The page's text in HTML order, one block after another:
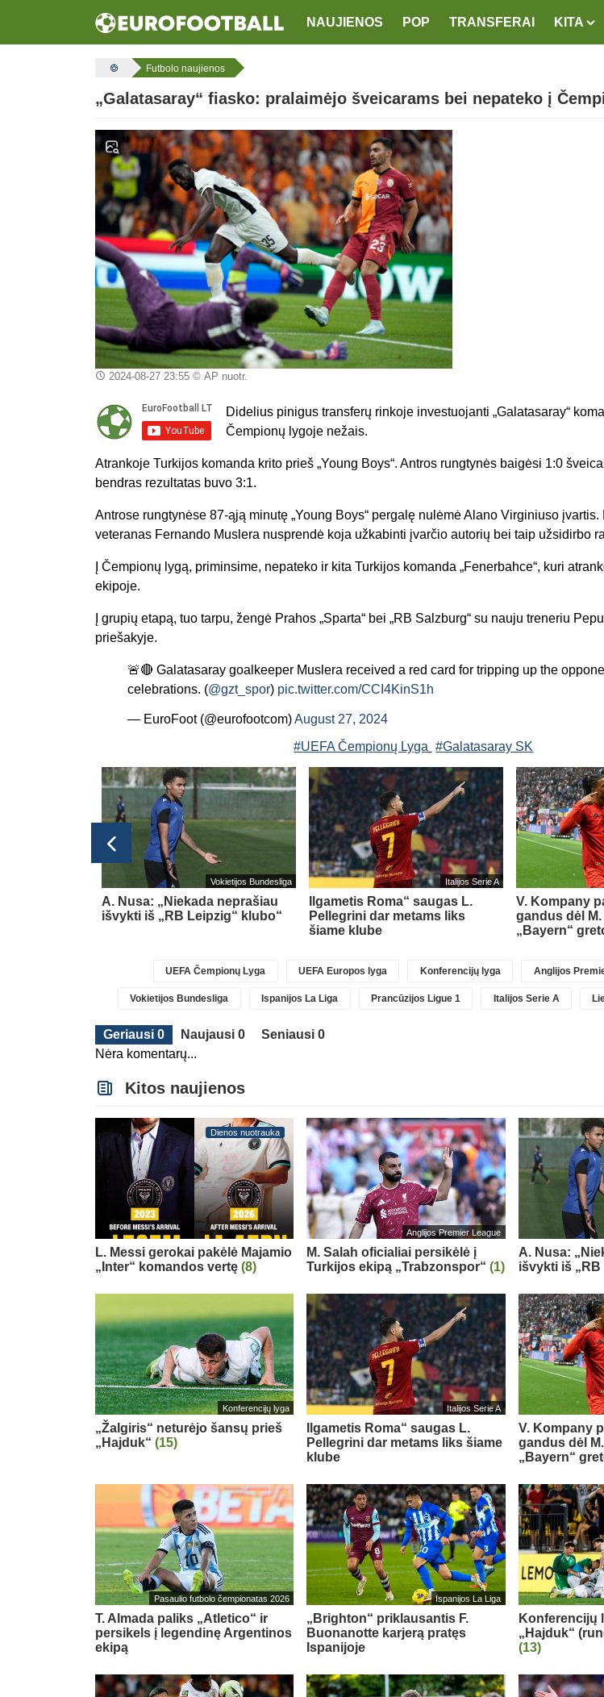
NAUJIENOS POP TRANSFERAI KITA
Futbolo naujienos
„Galatasaray“ fiasko: pralaimėjo šveicarams bei nepateko į
2024-08-27 23:55© AP nuotr.
Didelius pinigus transferų rinkoje investuojanti „Galatasaray“
Čempionų lygoje nežais.
Atrankoje Turkijos komanda krito prieš „Young Boys“. Antros rungtynės baigėsi 1:0
bendras rezultatas buvo 3:1.
Antrose rungtynėse 87-ąją minutę „Young Boys“ pergalę nulėmė Alano Virginiuso
veteranas Fernando Muslera nusprendė koja užkabinti įvarčio autorių bei taip užsidirbo
Į Čempionų lygą, priminsime, nepateko ir kita Turkijos komanda „Fenerbahce“, kuri
ekipoje.
Į grupių etapą, tuo tarpu, žengė Prahos „Sparta“ bei „RB Salzburg“ su nauju treneriu
priešakyje.
🚨🔴 Galatasaray goalkeeper Muslera received a red card for tripping up the
celebrations. (@gzt_spor) pic.twitter.com/CCI4KinS1h
— EuroFoot (@eurofootcom)August 27, 2024
#UEFA Čempionų Lyga
#Galatasaray SK
Vokietijos Bundesliga
A. Nusa: „Niekada neprašiau
išvykti iš „RB Leipzig“ klubo“
Italijos Serie A
Ilgametis Roma“ saugas L.
Pellegrini dar metams liks
šiame klube
V. Kompany
gandus dėl
„Bayern“
UEFA Čempionų Lyga UEFA Europos lyga Konferencijų lyga Anglijos
Vokietijos Bundesliga Ispanijos La Liga Prancūzijos Ligue 1 Italijos Serie A
Geriausi 0 Naujausi 0
Seniausi 0
Nėra komentarų...
Kitos naujienos
Dienos nuotrauka
L. Messi gerokai pakėlė Majamio
„Inter“ komandos vertę (8)
Anglijos Premier League
M. Salah oficialiai persikėlė į
Turkijos ekipą „Trabzonspor“(1)
A. Nusa:
išvykti iš
Konferencijų lyga
„Žalgiris“ neturėjo šansų prieš
„Hajduk“ (15)
Italijos Serie A
Ilgametis Roma“ saugas L.
Pellegrini dar metams liks šiame
klube
V. Kompany
gandus dėl
„Bayern“
Pasaulio futbolo čempionatas 2026
T. Almada paliks „Atletico“ ir
persikels į legendinę Argentinos
ekipą
Ispanijos La Liga
„Brighton“ priklausantis F.
Buonanotte karjerą pratęs
Ispanijoje
Konferencijų
„Hajduk“
(13)